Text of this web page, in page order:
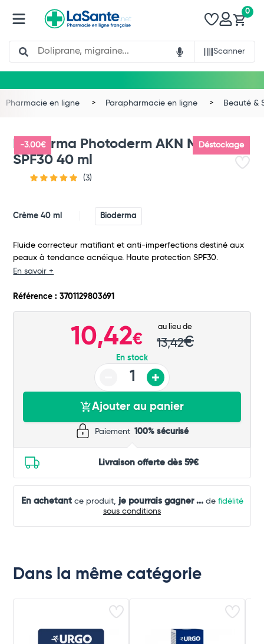
Search
Scanner
0
Total
Commander
Pharmacie en ligne Parapharmacie en ligne Beauté &
-3.00€ Déstockage
Bioderma Photoderm AKN Mat
SPF30 40 ml
(3)
Crème 40 ml Bioderma
Fluide correcteur matifiant et anti-imperfections destiné aux
peaux à tendance acnéique. Haute protection SPF30.
En savoir +
Référence : 3701129803691
10,42€
au lieu de
13,42€
En stock
Ajouter au panier
Paiement 100% sécurisé
Livraison offerte dès 59€
En achetantce produit, je pourrais gagner ...de fidélité
sous conditions
Dans la même catégorie